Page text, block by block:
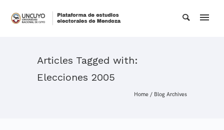
Articles Tagged with:
Elecciones 2005
Home / Blog Archives